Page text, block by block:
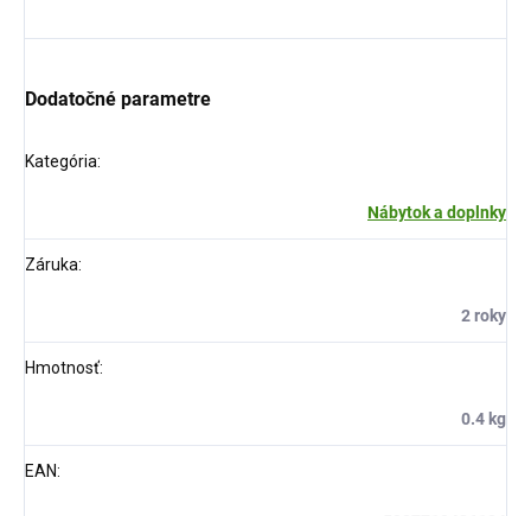
Dodatočné parametre
Kategória:
Nábytok a doplnky
Záruka:
2 roky
Hmotnosť:
0.4 kg
EAN: